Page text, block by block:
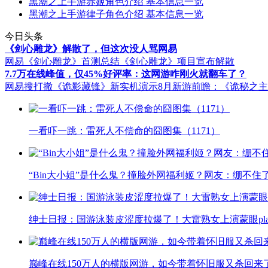
黑潮之上手游律子角色介绍 基本信息一览
今日头条
《剑心雕龙》解散了，但这次没人骂网易
网易《剑心雕龙》首测总结 《剑心雕龙》项目宣布解散
7.7万在线峰值，仅45%好评率：这网游咋刚火就翻车了？
网易搜打撤《诡影藏锋》新实机演示8月新游前瞻：《诡秘之
一看吓一跳：雷死人不偿命的囧图集（1171）
“Bin大小姐”是什么鬼？撞脸外网福利姬？网友：绷不住
绅士日报：国游泳装皮涩度拉爆了！大雷熟女上演蒙眼
巅峰在线150万人的横版网游，如今带着怀旧服又杀回来